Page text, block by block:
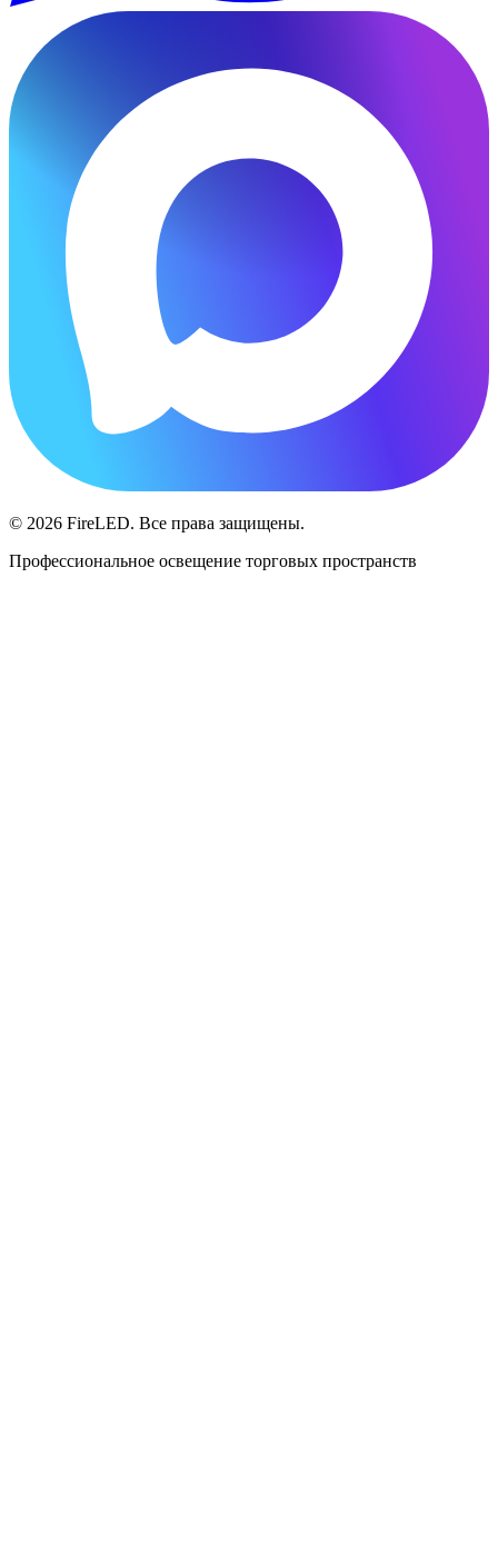
© 2026 FireLED. Все права защищены.
Профессиональное освещение торговых пространств